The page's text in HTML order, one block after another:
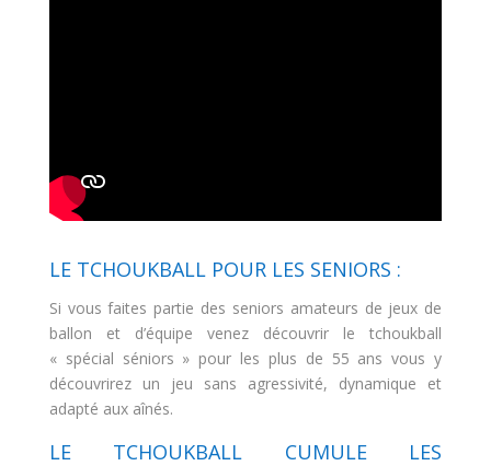
LE TCHOUKBALL POUR LES SENIORS :
Si vous faites partie des seniors amateurs de jeux de
ballon et d’équipe venez découvrir le tchoukball
« spécial séniors » pour les plus de 55 ans vous y
découvrirez un jeu sans agressivité, dynamique et
adapté aux aînés.
LE TCHOUKBALL CUMULE LES